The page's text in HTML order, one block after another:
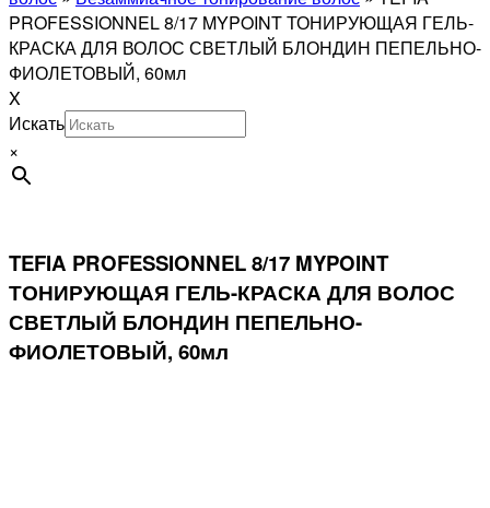
PROFESSIONNEL 8/17 MYPOINT ТОНИРУЮЩАЯ ГЕЛЬ-
КРАСКА ДЛЯ ВОЛОС СВЕТЛЫЙ БЛОНДИН ПЕПЕЛЬНО-
ФИОЛЕТОВЫЙ, 60мл
X
Искать
×
TEFIA PROFESSIONNEL 8/17 MYPOINT
ТОНИРУЮЩАЯ ГЕЛЬ-КРАСКА ДЛЯ ВОЛОС
СВЕТЛЫЙ БЛОНДИН ПЕПЕЛЬНО-
ФИОЛЕТОВЫЙ, 60мл